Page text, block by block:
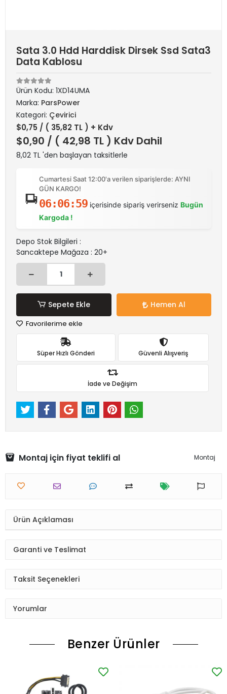
Sata 3.0 Hdd Harddisk Dirsek Ssd Sata3
Data Kablosu
Ürün Kodu: 1XD14UMA
Marka: ParsPower
Kategori: Çevirici
$0,75 / ( 35,82 TL ) + Kdv
$0,90 / ( 42,98 TL ) Kdv Dahil
8,02 TL 'den başlayan taksitlerle
Cumartesi Saat 12:00'a verilen siparişlerde: AYNI
GÜN KARGO!
06:06:59içerisinde sipariş verirseniz Bugün
Kargoda !
Depo Stok Bilgileri :
Sancaktepe Mağaza : 20+
Sepete Ekle Hemen Al
Favorilerime ekle
Süper Hızlı Gönderi Güvenli Alışveriş
İade ve Değişim
Montaj için fiyat teklifi al Montaj
Ürün Açıklaması
Garanti ve Teslimat
Taksit Seçenekleri
Yorumlar
Benzer Ürünler